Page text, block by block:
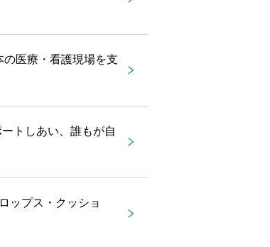
医療・看護現場を支
トしあい、誰もが自
ップス・クッショ